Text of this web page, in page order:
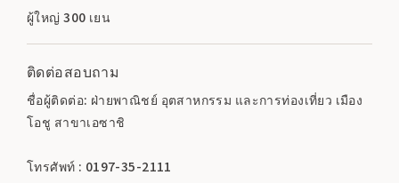
ผู้ใหญ่ 300 เยน
ติดต่อสอบถาม
ชื่อผู้ติดต่อ: ฝ่ายพาณิชย์ อุตสาหกรรม และการท่องเที่ยว เมือง
โอชู สาขาเอซาชิ
โทรศัพท์ : 0197-35-2111